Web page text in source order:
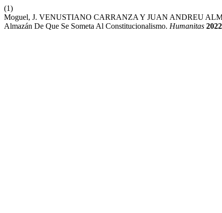
(1)
Moguel, J. VENUSTIANO CARRANZA Y JUAN ANDREU
Almazán De Que Se Someta Al Constitucionalismo. Humanitas 2022